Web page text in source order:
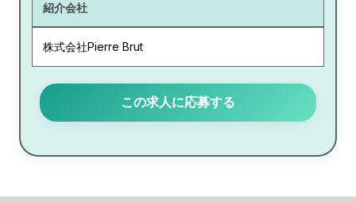
紹介会社
株式会社Pierre Brut
この求人に応募する